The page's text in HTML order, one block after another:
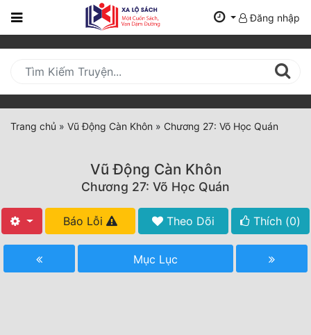
Trang
Mới
Cập
Nhật
(current)
Tất Cả
Đăng nhập
Trang chủ » Vũ Động Càn Khôn » Chương 27: Võ Học Quán
Vũ Động Càn Khôn
Chương 27: Võ Học Quán
Báo Lỗi Theo Dõi Thích (0)
Mục Lục